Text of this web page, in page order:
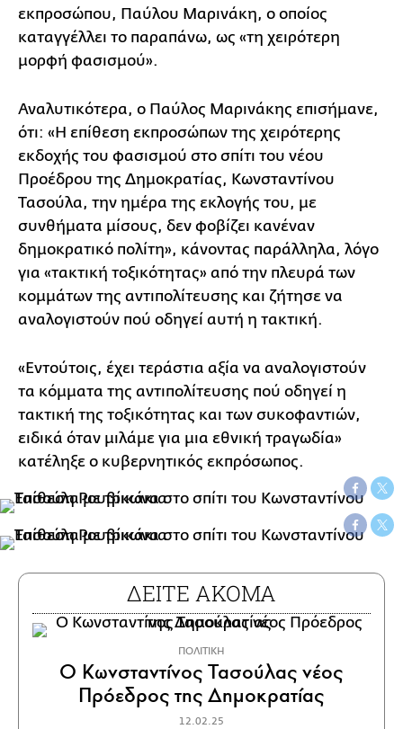
εκπροσώπου, Παύλου Μαρινάκη, ο οποίος
καταγγέλλει το παραπάνω, ως «τη χειρότερη
μορφή φασισμού».
Αναλυτικότερα, ο Παύλος Μαρινάκης επισήμανε,
ότι: «Η επίθεση εκπροσώπων της χειρότερης
εκδοχής του φασισμού στο σπίτι του νέου
Προέδρου της Δημοκρατίας, Κωνσταντίνου
Τασούλα, την ημέρα της εκλογής του, με
συνθήματα μίσους, δεν φοβίζει κανέναν
δημοκρατικό πολίτη», κάνοντας παράλληλα, λόγο
για «τακτική τοξικότητας» από την πλευρά των
κομμάτων της αντιπολίτευσης και ζήτησε να
αναλογιστούν πού οδηγεί αυτή η τακτική.
«Εντούτοις, έχει τεράστια αξία να αναλογιστούν
τα κόμματα της αντιπολίτευσης πού οδηγεί η
τακτική της τοξικότητας και των συκοφαντιών,
ειδικά όταν μιλάμε για μια εθνική τραγωδία»
κατέληξε ο κυβερνητικός εκπρόσωπος.
ΔΕΙΤΕ ΑΚΟΜΑ
ΠΟΛΙΤΙΚΗ
Ο Κωνσταντίνος Τασούλας νέος
Πρόεδρος της Δημοκρατίας
12.02.25